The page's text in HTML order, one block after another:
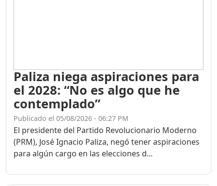
Paliza niega aspiraciones para
el 2028: “No es algo que he
contemplado”
Publicado el 05/08/2026 - 06:27 PM
El presidente del Partido Revolucionario Moderno
(PRM), José Ignacio Paliza, negó tener aspiraciones
para algún cargo en las elecciones d...